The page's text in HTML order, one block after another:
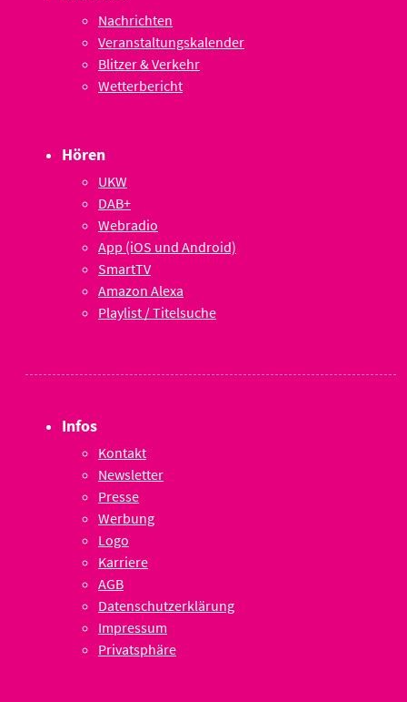
Nachrichten
Veranstaltungskalender
Blitzer & Verkehr
Wetterbericht
Hören
UKW
DAB+
Webradio
App (iOS und Android)
SmartTV
Amazon Alexa
Playlist / Titelsuche
Infos
Kontakt
Newsletter
Presse
Werbung
Logo
Karriere
AGB
Datenschutzerklärung
Impressum
Privatsphäre